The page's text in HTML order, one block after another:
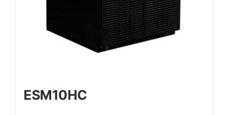
ESM10HC